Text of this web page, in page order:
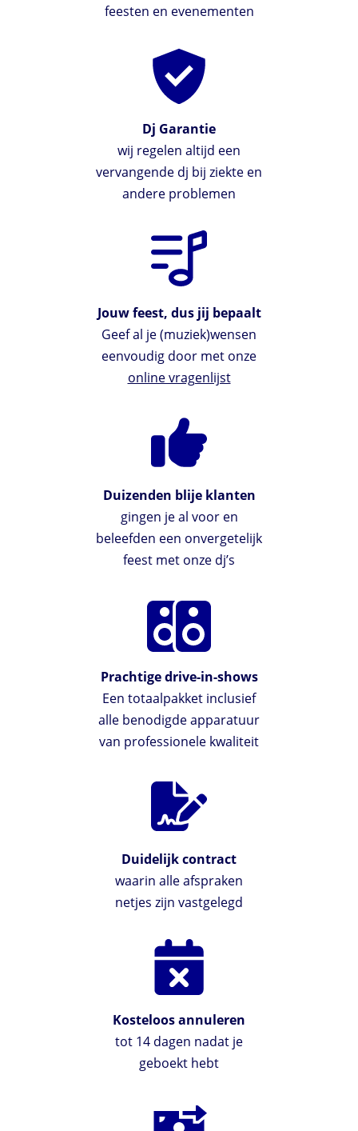
feesten en evenementen
Dj Garantie
wij regelen altijd een
vervangende dj bij ziekte en
andere problemen
Jouw feest, dus jij bepaalt
Geef al je (muziek)wensen
eenvoudig door met onze
online vragenlijst
Duizenden blije klanten
gingen je al voor en
beleefden een onvergetelijk
feest met onze dj’s
Prachtige drive-in-shows
Een totaalpakket inclusief
alle benodigde apparatuur
van professionele kwaliteit
Duidelijk contract
waarin alle afspraken
netjes zijn vastgelegd
Kosteloos annuleren
tot 14 dagen nadat je
geboekt hebt